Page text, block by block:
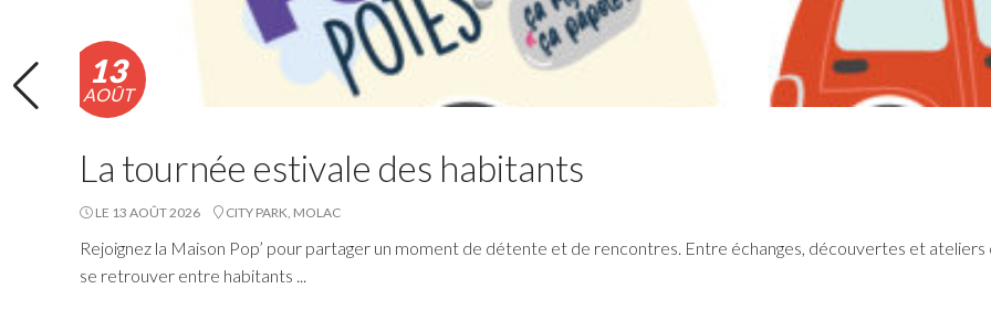
13
AOÛT
La tournée estivale des habitants
LE 13 AOÛT 2026 CITY PARK, MOLAC
Rejoignez la Maison Pop’ pour partager un moment de détente et de rencontres. Entre échanges, découvertes et
se retrouver entre habitants ...